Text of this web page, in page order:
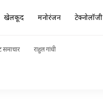
खेलकूद मनोरंजन टेक्नोलॉजी
समाचार राहुल गांधी